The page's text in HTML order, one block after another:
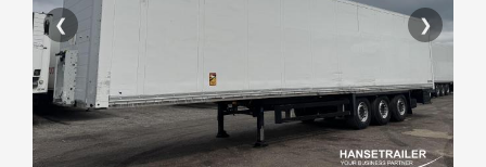
❮ ❯